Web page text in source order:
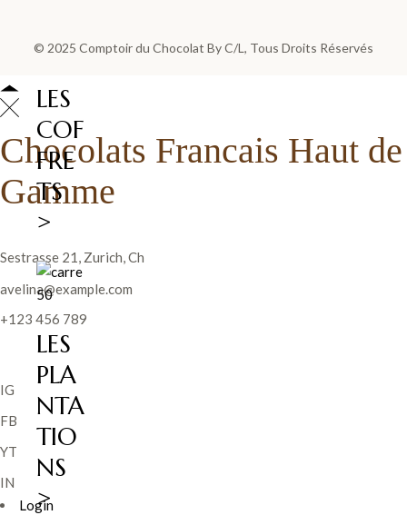
LES
COF
FRE
TS
>
LES
PLA
NTA
TIO
NS
>
© 2025 Comptoir du Chocolat By C/L , Tous Droits Réservés
Chocolats Francais Haut de
Gamme
Sestrasse 21, Zurich, Ch
avelina@example.com
+123 456 789
IG
FB
YT
IN
Login